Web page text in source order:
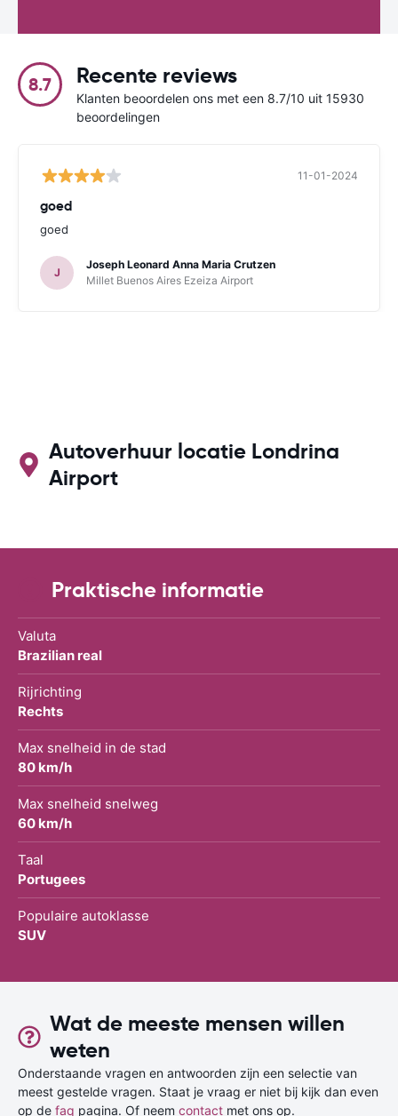
8.7 Recente reviews
Klanten beoordelen ons met een 8.7/10 uit 15930
beoordelingen
11-01-2024
goed
goed
J
Joseph Leonard Anna Maria Crutzen
Millet Buenos Aires Ezeiza Airport
Autoverhuur locatie Londrina
Airport
Praktische informatie
Valuta
Brazilian real
Rijrichting
Rechts
Max snelheid in de stad
80 km/h
Max snelheid snelweg
60 km/h
Taal
Portugees
Populaire autoklasse
SUV
Wat de meeste mensen willen
weten
Onderstaande vragen en antwoorden zijn een selectie van
meest gestelde vragen. Staat je vraag er niet bij kijk dan even
op de faq pagina. Of neem contact met ons op.